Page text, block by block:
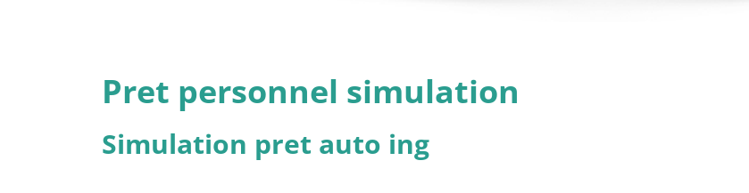
Pret personnel simulation
Simulation pret auto ing